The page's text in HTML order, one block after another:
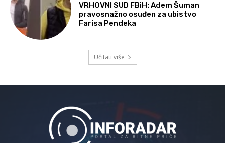
VRHOVNI SUD FBiH: Adem Šuman
pravosnažno osuđen za ubistvo
Farisa Pendeka
Učitati više